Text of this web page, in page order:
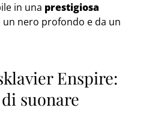
in una prestigiosa
nero profondo e da un
Enspire:
suonare